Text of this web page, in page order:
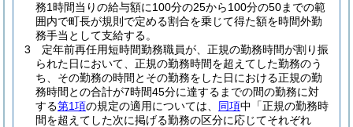
務1時間当りの給与額に100分の25から100分の50までの範
囲内で町長が規則で定める割合を乗じて得た額を時間外勤
務手当として支給する。
3
定年前再任用短時間勤務職員が、正規の勤務時間が割り振
られた日において、正規の勤務時間を超えてした勤務のう
ち、その勤務の時間とその勤務をした日における正規の勤
務時間との合計が7時間45分に達するまでの間の勤務に対
する第1項の規定の適用については、 同項中「正規の勤務時
間を超えてした次に掲げる勤務の区分に応じてそれぞれ